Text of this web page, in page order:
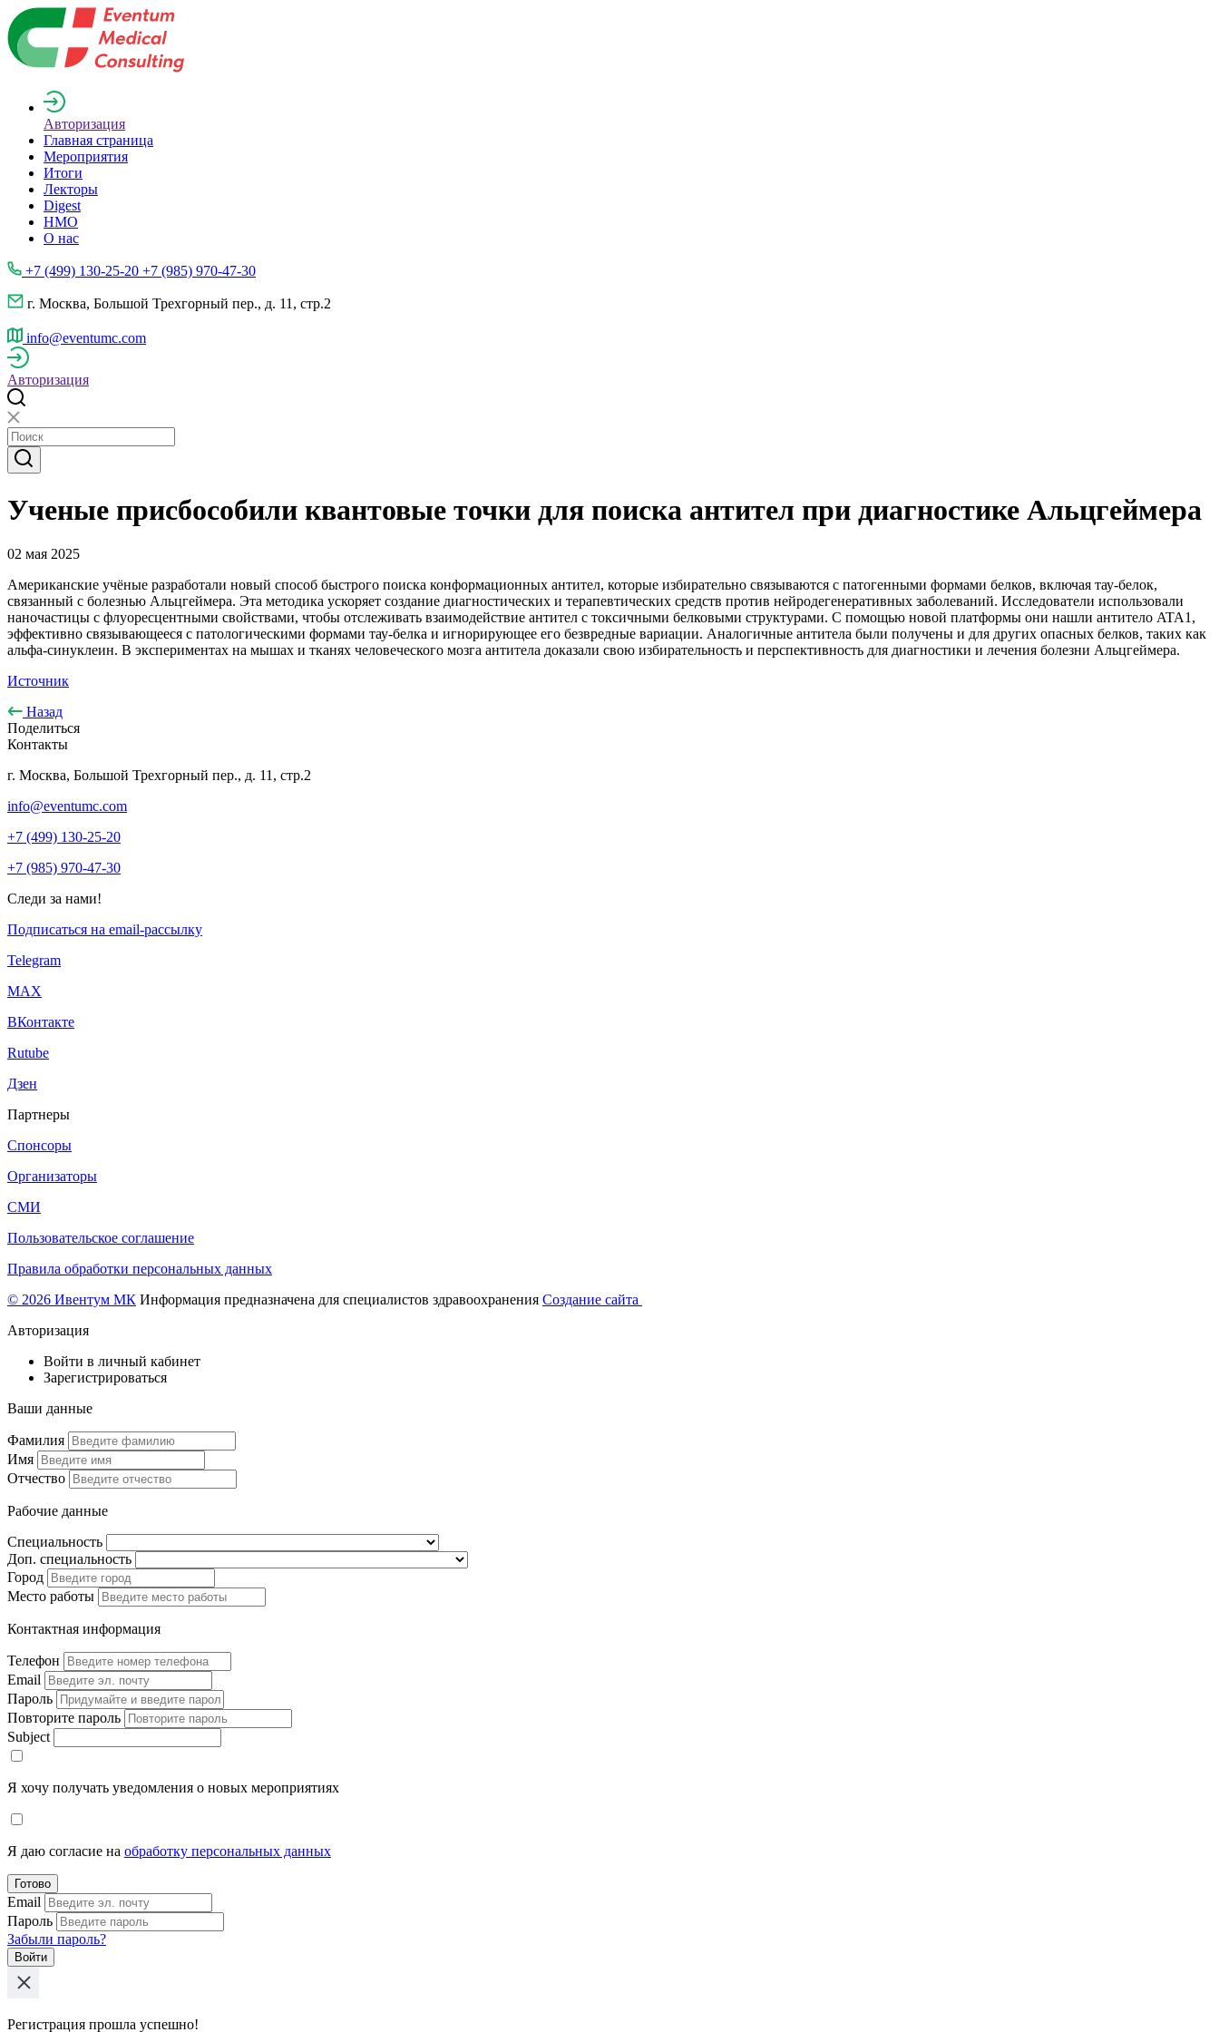
Авторизация
Главная страница
Мероприятия
Итоги
Лекторы
Digest
НМО
О нас
+7 (499) 130-25-20 +7 (985) 970-47-30
г. Москва, Большой Трехгорный пер., д. 11, стр.2
info@eventumc.com
Авторизация
Ученые присбособили квантовые точки для поиска антител при диагностике Альцгеймера
02 мая 2025
Американские учёные разработали новый способ быстрого поиска конформационных антител, которые избирательно связываются с патогенными формами белков, включая тау-белок,
связанный с болезнью Альцгеймера. Эта методика ускоряет создание диагностических и терапевтических средств против нейродегенеративных заболеваний. Исследователи использовали
наночастицы с флуоресцентными свойствами, чтобы отслеживать взаимодействие антител с токсичными белковыми структурами. С помощью новой платформы они нашли антитело ATA1,
эффективно связывающееся с патологическими формами тау-белка и игнорирующее его безвредные вариации. Аналогичные антитела были получены и для других опасных белков, таких как
альфа-синуклеин. В экспериментах на мышах и тканях человеческого мозга антитела доказали свою избирательность и перспективность для диагностики и лечения болезни Альцгеймера.
Источник
Назад
Поделиться
Контакты
г. Москва, Большой Трехгорный пер., д. 11, стр.2
info@eventumc.com
+7 (499) 130-25-20
+7 (985) 970-47-30
Следи за нами!
Подписаться на email-рассылку
Telegram
МАХ
ВКонтакте
Rutube
Дзен
Партнеры
Спонсоры
Организаторы
СМИ
Пользовательское соглашение
Правила обработки персональных данных
© 2026 Ивентум МК Информация предназначена для специалистов здравоохранения Создание сайта
Авторизация
Войти в личный кабинет
Зарегистрироваться
Ваши данные
Фамилия
Имя
Отчество
Рабочие данные
Специальность
Доп. специальность
Город
Место работы
Контактная информация
Телефон
Email
Пароль
Повторите пароль
Subject
Я хочу получать уведомления о новых мероприятиях
Я даю согласие на обработку персональных данных
Готово
Email
Пароль
Забыли пароль?
Войти
Регистрация прошла успешно!